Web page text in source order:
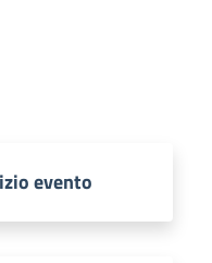
evento